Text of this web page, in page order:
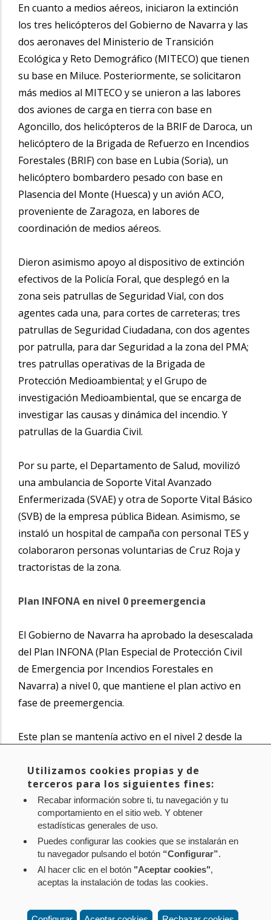
En cuanto a medios aéreos, iniciaron la extinción
los tres helicópteros del Gobierno de Navarra y las
dos aeronaves del Ministerio de Transición
Ecológica y Reto Demográfico (MITECO) que tienen
su base en Miluce. Posteriormente, se solicitaron
más medios al MITECO y se unieron a las labores
dos aviones de carga en tierra con base en
Agoncillo, dos helicópteros de la BRIF de Daroca, un
helicóptero de la Brigada de Refuerzo en Incendios
Forestales (BRIF) con base en Lubia (Soria), un
helicóptero bombardero pesado con base en
Plasencia del Monte (Huesca) y un avión ACO,
proveniente de Zaragoza, en labores de
coordinación de medios aéreos.
Dieron asimismo apoyo al dispositivo de extinción
efectivos de la Policía Foral, que desplegó en la
zona seis patrullas de Seguridad Vial, con dos
agentes cada una, para cortes de carreteras; tres
patrullas de Seguridad Ciudadana, con dos agentes
por patrulla, para dar Seguridad a la zona del PMA;
tres patrullas operativas de la Brigada de
Protección Medioambiental; y el Grupo de
investigación Medioambiental, que se encarga de
investigar las causas y dinámica del incendio. Y
patrullas de la Guardia Civil.
Por su parte, el Departamento de Salud, movilizó
una ambulancia de Soporte Vital Avanzado
Enfermerizada (SVAE) y otra de Soporte Vital Básico
(SVB) de la empresa pública Bidean. Asimismo, se
instaló un hospital de campaña con personal TES y
colaboraron personas voluntarias de Cruz Roja y
tractoristas de la zona.
Plan INFONA en nivel 0 preemergencia
El Gobierno de Navarra ha aprobado la desescalada
del Plan INFONA (Plan Especial de Protección Civil
de Emergencia por Incendios Forestales en
Navarra) a nivel 0, que mantiene el plan activo en
fase de preemergencia.
Este plan se mantenía activo en el nivel 2 desde la
de los equipos de emergencia y protección civil
debido a este incendio.
Noticia original dewww.navarra.es
Política de privacidad
Política de cookies
Contacto: Paseo de Sarasate nº 38, 2º Dcha - 31001
Utilizamos cookies propias y de
terceros para los siguientes fines:
Recabar información sobre ti, tu navegación y tu
comportamiento en el sitio web. Y obtener
estadísticas generales de uso.
Puedes configurar las cookies que se instalarán en
tu navegador pulsando el botón “Configurar”.
Al hacer clic en el botón "Aceptar cookies",
aceptas la instalación de todas las cookies.